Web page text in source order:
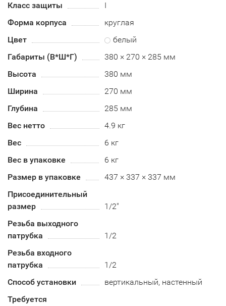
Класс защиты
I
Форма корпуса
круглая
Цвет
белый
Габариты (В*Ш*Г)
380 × 270 × 285 мм
Высота
380 мм
Ширина
270 мм
Глубина
285 мм
Вес нетто
4.9 кг
Вес
6 кг
Вес в упаковке
6 кг
Размер в упаковке
437 × 337 × 337 мм
Присоединительный
размер
1/2"
Резьба выходного
патрубка
1/2
Резьба входного
патрубка
1/2
Способ установки
вертикальный, настенный
Требуется